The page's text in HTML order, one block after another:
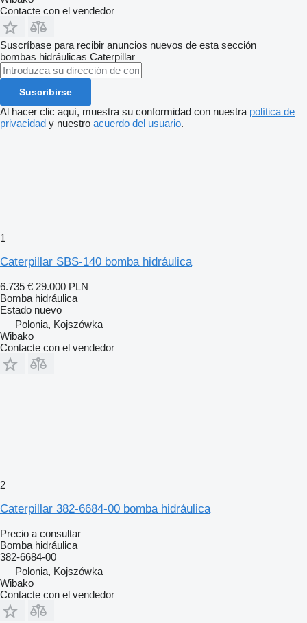
Contacte con el vendedor
Suscríbase para recibir anuncios nuevos de esta sección
bombas hidráulicas Caterpillar
Suscribirse
Al hacer clic aquí, muestra su conformidad con nuestra política de
privacidad y nuestro acuerdo del usuario.
1
Caterpillar SBS-140 bomba hidráulica
6.735 € 29.000 PLN
Bomba hidráulica
Estado nuevo
Polonia, Kojszówka
Wibako
Contacte con el vendedor
2
Caterpillar 382-6684-00 bomba hidráulica
Precio a consultar
Bomba hidráulica
382-6684-00
Polonia, Kojszówka
Wibako
Contacte con el vendedor